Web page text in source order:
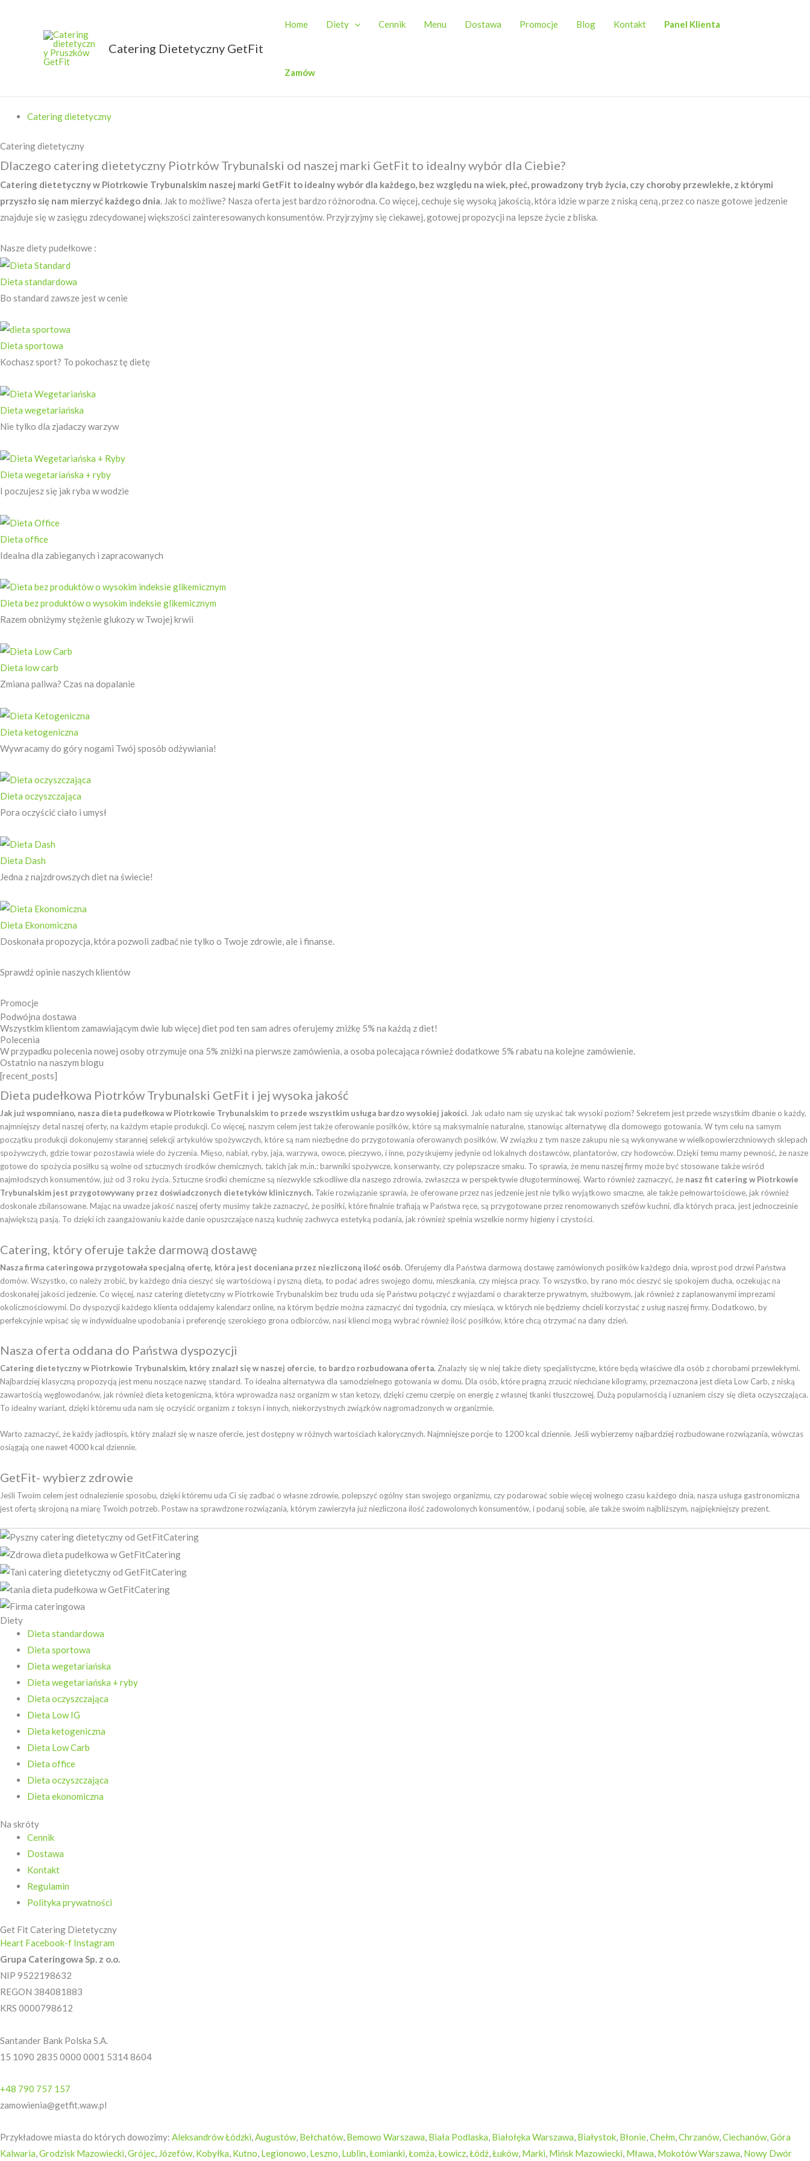
Catering Dietetyczny GetFit
Home Diety Cennik Menu Dostawa Promocje Blog Kontakt Panel Klienta
Zamów
Catering dietetyczny
Catering dietetyczny
Dlaczego catering dietetyczny Piotrków Trybunalski od naszej marki GetFit to idealny wybór dla Ciebie?
Catering dietetyczny w Piotrkowie Trybunalskim naszej marki GetFit to idealny wybór dla każdego, bez względu na wiek, płeć, prowadzony tryb życia, czy choroby przewlekłe, z którymi
przyszło się nam mierzyć każdego dnia. Jak to możliwe? Nasza oferta jest bardzo różnorodna. Co więcej, cechuje się wysoką jakością, która idzie w parze z niską ceną, przez co nasze gotowe jedzenie
znajduje się w zasięgu zdecydowanej większości zainteresowanych konsumentów. Przyjrzyjmy się ciekawej, gotowej propozycji na lepsze życie z bliska.
Nasze diety pudełkowe :
Dieta standardowa
Bo standard zawsze jest w cenie
Dieta sportowa
Kochasz sport? To pokochasz tę dietę
Dieta wegetariańska
Nie tylko dla zjadaczy warzyw
Dieta wegetariańska + ryby
I poczujesz się jak ryba w wodzie
Dieta office
Idealna dla zabieganych i zapracowanych
Dieta bez produktów o wysokim indeksie glikemicznym
Razem obniżymy stężenie glukozy w Twojej krwii
Dieta low carb
Zmiana paliwa? Czas na dopalanie
Dieta ketogeniczna
Wywracamy do góry nogami Twój sposób odżywiania!
Dieta oczyszczająca
Pora oczyścić ciało i umysł
Dieta Dash
Jedna z najzdrowszych diet na świecie!
Dieta Ekonomiczna
Doskonała propozycja, która pozwoli zadbać nie tylko o Twoje zdrowie, ale i finanse.
Sprawdź opinie naszych klientów ​
Promocje
Podwójna dostawa
Wszystkim klientom zamawiającym dwie lub więcej diet pod ten sam adres oferujemy zniżkę 5% na każdą z diet!
Polecenia
W przypadku polecenia nowej osoby otrzymuje ona 5% zniżki na pierwsze zamówienia, a osoba polecająca również dodatkowe 5% rabatu na kolejne zamówienie.
Ostatnio na naszym blogu
[recent_posts]
Dieta pudełkowa Piotrków Trybunalski GetFit i jej wysoka jakość
Jak już wspomniano, nasza dieta pudełkowa w Piotrkowie Trybunalskim to przede wszystkim usługa bardzo wysokiej jakości. Jak udało nam się uzyskać tak wysoki poziom? Sekretem jest przede wszystkim dbanie o każdy,
najmniejszy detal naszej oferty, na każdym etapie produkcji. Co więcej, naszym celem jest także oferowanie posiłków, które są maksymalnie naturalne, stanowiąc alternatywę dla domowego gotowania. W tym celu na samym
początku produkcji dokonujemy starannej selekcji artykułów spożywczych, które są nam niezbędne do przygotowania oferowanych posiłków. W związku z tym nasze zakupu nie są wykonywane w wielkopowierzchniowych sklepach
spożywczych, gdzie towar pozostawia wiele do życzenia. Mięso, nabiał, ryby, jaja, warzywa, owoce, pieczywo, i inne, pozyskujemy jedynie od lokalnych dostawców, plantatorów, czy hodowców. Dzięki temu mamy pewność, że nasze
gotowe do spożycia posiłku są wolne od sztucznych środków chemicznych, takich jak m.in.: barwniki spożywcze, konserwanty, czy polepszacze smaku. To sprawia, że menu naszej firmy może być stosowane także wśród
najmłodszych konsumentów, już od 3 roku życia. Sztuczne środki chemiczne są niezwykle szkodliwe dla naszego zdrowia, zwłaszcza w perspektywie długoterminowej. Warto również zaznaczyć, że nasz fit catering w Piotrkowie
Trybunalskim jest przygotowywany przez doświadczonych dietetyków klinicznych. Takie rozwiązanie sprawia, że oferowane przez nas jedzenie jest nie tylko wyjątkowo smaczne, ale także pełnowartościowe, jak również
doskonale zbilansowane. Mając na uwadze jakość naszej oferty musimy także zaznaczyć, że posiłki, które finalnie trafiają w Państwa ręce, są przygotowane przez renomowanych szefów kuchni, dla których praca, jest jednocześnie
największą pasją. To dzięki ich zaangażowaniu każde danie opuszczające naszą kuchnię zachwyca estetyką podania, jak również spełnia wszelkie normy higieny i czystości.
Catering, który oferuje także darmową dostawę
Nasza firma cateringowa przygotowała specjalną ofertę, która jest doceniana przez niezliczoną ilość osób. Oferujemy dla Państwa darmową dostawę zamówionych posiłków każdego dnia, wprost pod drzwi Państwa
domów. Wszystko, co należy zrobić, by każdego dnia cieszyć się wartościową i pyszną dietą, to podać adres swojego domu, mieszkania, czy miejsca pracy. To wszystko, by rano móc cieszyć się spokojem ducha, oczekując na
doskonałej jakości jedzenie. Co więcej, nasz catering dietetyczny w Piotrkowie Trybunalskim bez trudu uda się Państwu połączyć z wyjazdami o charakterze prywatnym, służbowym, jak również z zaplanowanymi imprezami
okolicznościowymi. Do dyspozycji każdego klienta oddajemy kalendarz online, na którym będzie można zaznaczyć dni tygodnia, czy miesiąca, w których nie będziemy chcieli korzystać z usług naszej firmy. Dodatkowo, by
perfekcyjnie wpisać się w indywidualne upodobania i preferencję szerokiego grona odbiorców, nasi klienci mogą wybrać również ilość posiłków, które chcą otrzymać na dany dzień.
Nasza oferta oddana do Państwa dyspozycji
Catering dietetyczny w Piotrkowie Trybunalskim, który znalazł się w naszej ofercie, to bardzo rozbudowana oferta.Znalazły się w niej także diety specjalistyczne, które będą właściwe dla osób z chorobami przewlekłymi.
Najbardziej klasyczną propozycją jest menu noszące nazwę standard. To idealna alternatywa dla samodzielnego gotowania w domu. Dla osób, które pragną zrzucić niechciane kilogramy, przeznaczona jest dieta Low Carb, z niską
zawartością węglowodanów, jak również dieta ketogeniczna, która wprowadza nasz organizm w stan ketozy, dzięki czemu czerpię on energię z własnej tkanki tłuszczowej. Dużą popularnością i uznaniem ciszy się dieta oczyszczająca.
To idealny wariant, dzięki któremu uda nam się oczyścić organizm z toksyn i innych, niekorzystnych związków nagromadzonych w organizmie.
Warto zaznaczyć, że każdy jadłospis, który znalazł się w nasze ofercie, jest dostępny w różnych wartościach kalorycznych. Najmniejsze porcje to 1200 kcal dziennie. Jeśli wybierzemy najbardziej rozbudowane rozwiązania, wówczas
osiągają one nawet 4000 kcal dziennie.
GetFit- wybierz zdrowie
Jeśli Twoim celem jest odnalezienie sposobu, dzięki któremu uda Ci się zadbać o własne zdrowie, polepszyć ogólny stan swojego organizmu, czy podarować sobie więcej wolnego czasu każdego dnia, nasza usługa gastronomiczna
jest ofertą skrojoną na miarę Twoich potrzeb. Postaw na sprawdzone rozwiązania, którym zawierzyła już niezliczona ilość zadowolonych konsumentów, i podaruj sobie, ale także swoim najbliższym, najpiękniejszy prezent.
Diety
Dieta standardowa
Dieta sportowa
Dieta wegetariańska
Dieta wegetariańska + ryby
Dieta oczyszczająca
Dieta Low IG
Dieta ketogeniczna
Dieta Low Carb
Dieta office
Dieta oczyszczająca
Dieta ekonomiczna
Na skróty
Cennik
Dostawa
Kontakt
Regulamin
Polityka prywatności
Get Fit Catering Dietetyczny
Heart Facebook-f Instagram
Grupa Cateringowa Sp. z o.o.
NIP 9522198632
REGON 384081883
KRS 0000798612
Santander Bank Polska S.A.
15 1090 2835 0000 0001 5314 8604
+48 790 757 157
zamowienia@getfit.waw.pl
Przykładowe miasta do których dowozimy: Aleksandrów Łódzki,Augustów, Bełchatów, Bemowo Warszawa, Biała Podlaska, Białołęka Warszawa, Białystok, Błonie,Chełm,Chrzanów,Ciechanów,Góra
Kalwaria,Grodzisk Mazowiecki,Grójec, Józefów, Kobyłka, Kutno, Legionowo, Leszno, Lublin,Łomianki,Łomża,Łowicz,Łódź,Łuków, Marki, Mińsk Mazowiecki, Mława, Mokotów Warszawa, Nowy Dwór